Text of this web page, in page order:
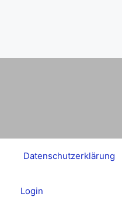
Datenschutzerklärung
Login